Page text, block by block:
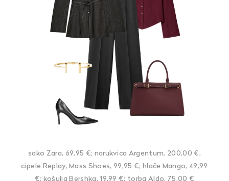
sako Zara, 69,95 €; narukvica Argentum, 200,00 €,
cipele Replay, Mass Shoes, 99,95 €; hlače Mango, 49,99
€; košulja Bershka, 19,99 €; torba Aldo, 75,00 €